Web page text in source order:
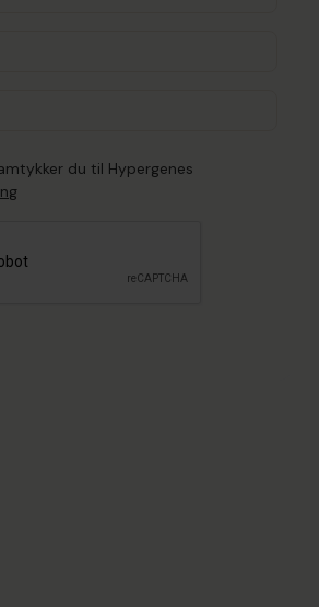
du til Hypergenes